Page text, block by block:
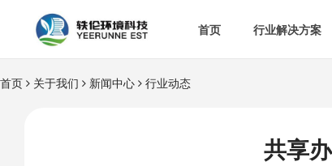
首页 行业解决方案
首页 关于我们 新闻中心 行业动态
共享